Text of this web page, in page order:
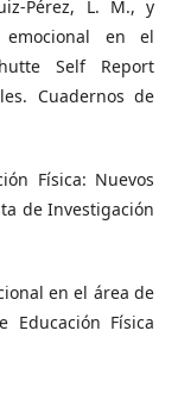
Pérez, L. M., y
emocional en el
Self Report
Cuadernos de
Física: Nuevos
de Investigación
en el área de
Educación Física